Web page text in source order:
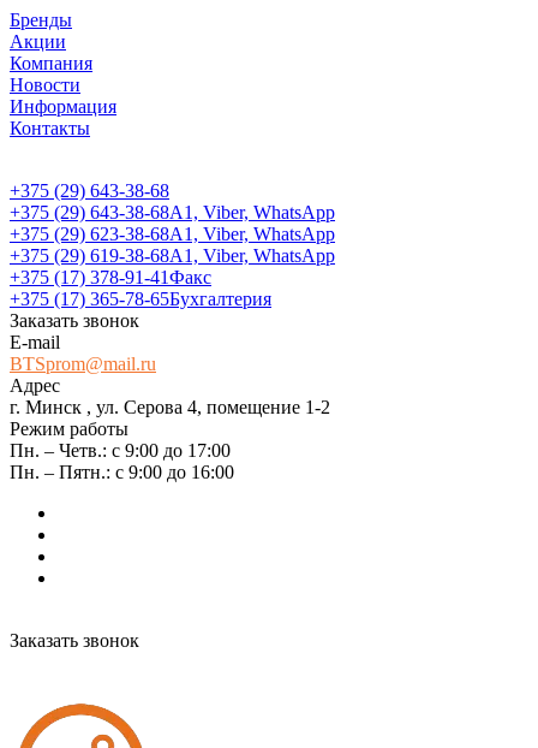
Бренды
Акции
Компания
Новости
Информация
Контакты
+375 (29) 643-38-68
+375 (29) 643-38-68А1, Viber, WhatsApp
+375 (29) 623-38-68А1, Viber, WhatsApp
+375 (29) 619-38-68А1, Viber, WhatsApp
+375 (17) 378-91-41Факс
+375 (17) 365-78-65Бухгалтерия
Заказать звонок
E-mail
BTSprom@mail.ru
Адрес
г. Минск , ул. Серова 4, помещение 1-2
Режим работы
Пн. – Четв.: с 9:00 до 17:00
Пн. – Пятн.: с 9:00 до 16:00
Заказать звонок